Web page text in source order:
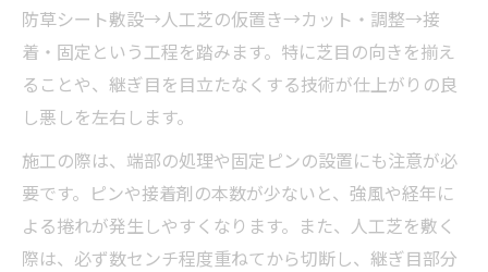
防草シート敷設→人工芝の仮置き→カット・調整→接
着・固定という工程を踏みます。特に芝目の向きを揃え
ることや、継ぎ目を目立たなくする技術が仕上がりの良
し悪しを左右します。
施工の際は、端部の処理や固定ピンの設置にも注意が必
要です。ピンや接着剤の本数が少ないと、強風や経年に
よる捲れが発生しやすくなります。また、人工芝を敷く
際は、必ず数センチ程度重ねてから切断し、継ぎ目部分